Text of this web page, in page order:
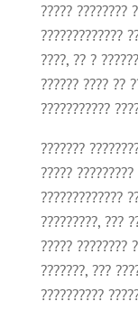
????? ????????
?????????????
????, ?? ?
?????? ???? ??
???????????
???????
?????
?????????????
?????????, ???
????? ????????
???????, ???
??????????